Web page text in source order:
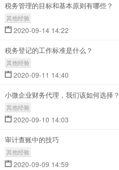
税务管理的目标和基本原则有哪些？
其他经验
2020-09-14 14:22
税务登记的工作标准是什么？
其他经验
2020-09-11 14:40
小微企业财务代理，我们该如何选择？
其他经验
2020-09-10 14:03
审计查账中的技巧
其他经验
2020-09-09 14:59